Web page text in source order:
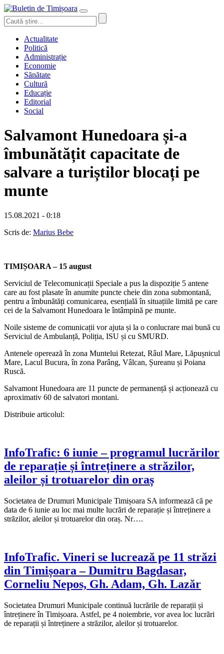
Actualitate
Politică
Administrație
Economie
Sănătate
Cultură
Educație
Editorial
Social
Salvamont Hunedoara și-a
îmbunătățit capacitate de
salvare a turiștilor blocați pe
munte
15.08.2021 - 0:18
Scris de: Marius Bebe
TIMIȘOARA – 15 august
Serviciul de Telecomunicații Speciale a pus la dispoziție 5 antene
care au fost plasate în anumite puncte cheie din zona submontană,
pentru a îmbunătăți comunicarea, esențială în situațiile limită pe care
cei de la Salvamont Hunedoara le întâmpină pe munte.
Noile sisteme de comunicații vor ajuta și la o conlucrare mai bună cu
Serviciul de Ambulanță, Poliția, ISU și cu SMURD.
Antenele operează în zona Muntelui Retezat, Râul Mare, Lăpușnicul
Mare, Lacul Bucura, în zona Parâng, Vâlcan, Șureanu și Poiana
Ruscă.
Salvamont Hunedoara are 11 puncte de permanență și acționează cu
aproximativ 60 de salvatori montani.
Distribuie articolul:
InfoTrafic: 6 iunie – programul lucrărilor
de reparație și întreținere a străzilor,
aleilor și trotuarelor din oraș
Societatea de Drumuri Municipale Timișoara SA informează că pe
data de 6 iunie au loc mai multe lucrări de reparație și întreținere a
străzilor, aleilor și trotuarelor din oraș. Nr….
InfoTrafic. Vineri se lucrează pe 11 străzi
din Timișoara – Dumitru Bagdasar,
Corneliu Nepos, Gh. Adam, Gh. Lazăr
Societatea Drumuri Municipale continuă lucrările de reparații și
întreținere în Timișoara. Astfel, pe 4 noiembrie, vor avea loc lucrări
de reparații și întreținere a străzilor, aleilor și trotuarelor.